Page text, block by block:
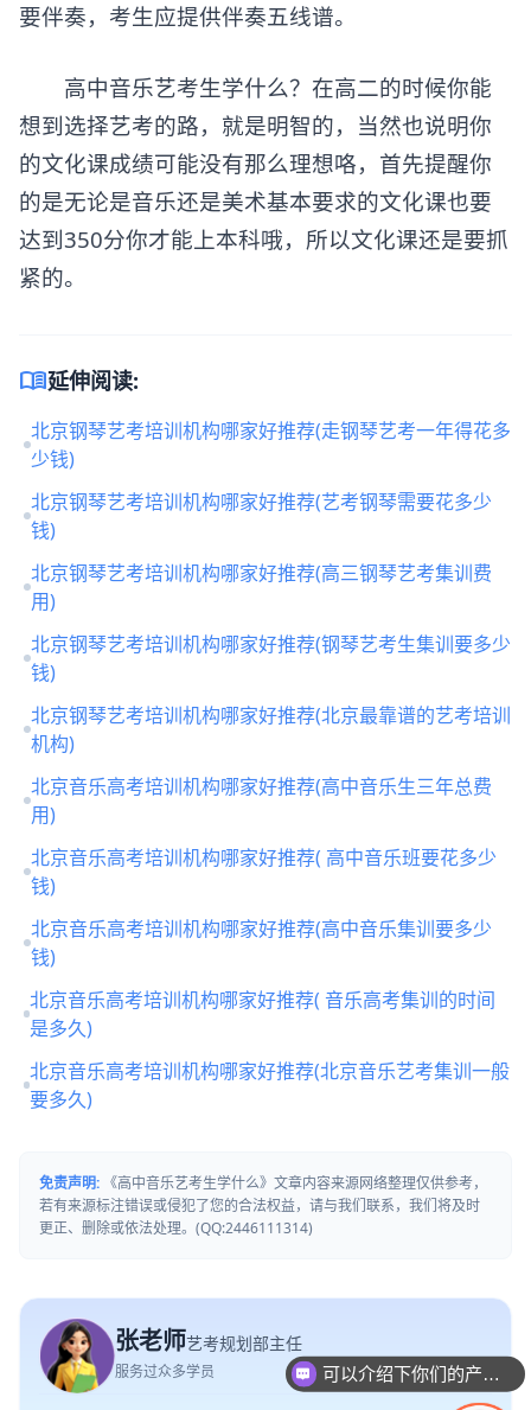
要伴奏，考生应提供伴奏五线谱。
高中音乐艺考生学什么？在高二的时候你能
想到选择艺考的路，就是明智的，当然也说明你
的文化课成绩可能没有那么理想咯，首先提醒你
的是无论是音乐还是美术基本要求的文化课也要
达到350分你才能上本科哦，所以文化课还是要抓
紧的。
menu_book延伸阅读:
北京钢琴艺考培训机构哪家好推荐(走钢琴艺考一年得花多
少钱)
北京钢琴艺考培训机构哪家好推荐(艺考钢琴需要花多少
钱)
北京钢琴艺考培训机构哪家好推荐(高三钢琴艺考集训费
用)
北京钢琴艺考培训机构哪家好推荐(钢琴艺考生集训要多少
钱)
北京钢琴艺考培训机构哪家好推荐(北京最靠谱的艺考培训
机构)
北京音乐高考培训机构哪家好推荐(高中音乐生三年总费
用)
北京音乐高考培训机构哪家好推荐( 高中音乐班要花多少
钱)
北京音乐高考培训机构哪家好推荐(高中音乐集训要多少
钱)
北京音乐高考培训机构哪家好推荐( 音乐高考集训的时间
是多久)
北京音乐高考培训机构哪家好推荐(北京音乐艺考集训一般
要多久)
免责声明: 《高中音乐艺考生学什么》文章内容来源网络整理仅供参考，
若有来源标注错误或侵犯了您的合法权益，请与我们联系，我们将及时
更正、删除或依法处理。(QQ:2446111314)
张老师艺考规划部主任
服务过众多学员 你们是怎么收费的呢